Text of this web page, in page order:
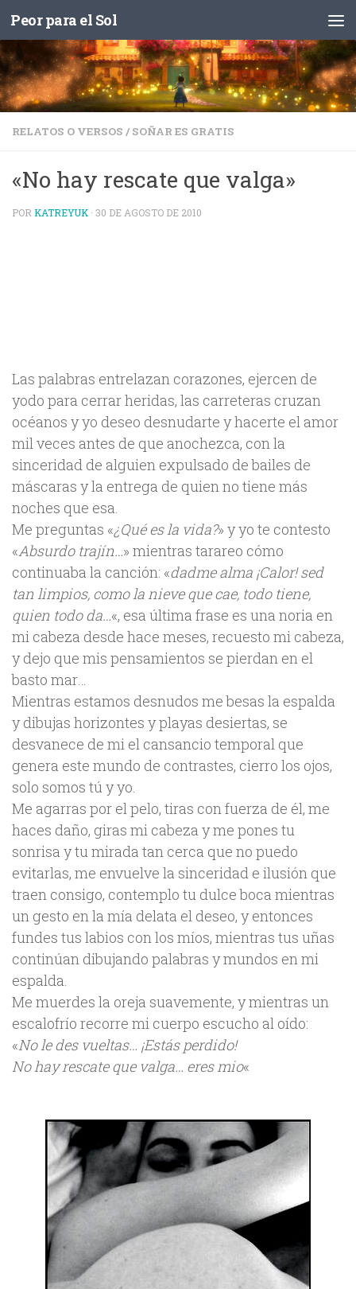
Saltar al contenido
Peor para el Sol
RELATOS O VERSOS / SOÑAR ES GRATIS
«No hay rescate que valga»
POR KATREYUK · 30 DE AGOSTO DE 2010
Las palabras entrelazan corazones, ejercen de
yodo para cerrar heridas, las carreteras cruzan
océanos y yo deseo desnudarte y hacerte el amor
mil veces antes de que anochezca, con la
sinceridad de alguien expulsado de bailes de
máscaras y la entrega de quien no tiene más
noches que esa.
Me preguntas «¿Qué es la vida?» y yo te contesto
«Absurdo trajín…» mientras tarareo cómo
continuaba la canción: «dadme alma ¡Calor! sed
tan limpios, como la nieve que cae, todo tiene,
quien todo da…«, esa última frase es una noria en
mi cabeza desde hace meses, recuesto mi cabeza,
y dejo que mis pensamientos se pierdan en el
basto mar…
Mientras estamos desnudos me besas la espalda
y dibujas horizontes y playas desiertas, se
desvanece de mi el cansancio temporal que
genera este mundo de contrastes, cierro los ojos,
solo somos tú y yo.
Me agarras por el pelo, tiras con fuerza de él, me
haces daño, giras mi cabeza y me pones tu
sonrisa y tu mirada tan cerca que no puedo
evitarlas, me envuelve la sinceridad e ilusión que
traen consigo, contemplo tu dulce boca mientras
un gesto en la mía delata el deseo, y entonces
fundes tus labios con los míos, mientras tus uñas
continúan dibujando palabras y mundos en mi
espalda.
Me muerdes la oreja suavemente, y mientras un
escalofrío recorre mi cuerpo escucho al oído:
«No le des vueltas… ¡Estás perdido!
No hay rescate que valga… eres mio«